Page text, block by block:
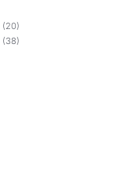
(20)
(38)